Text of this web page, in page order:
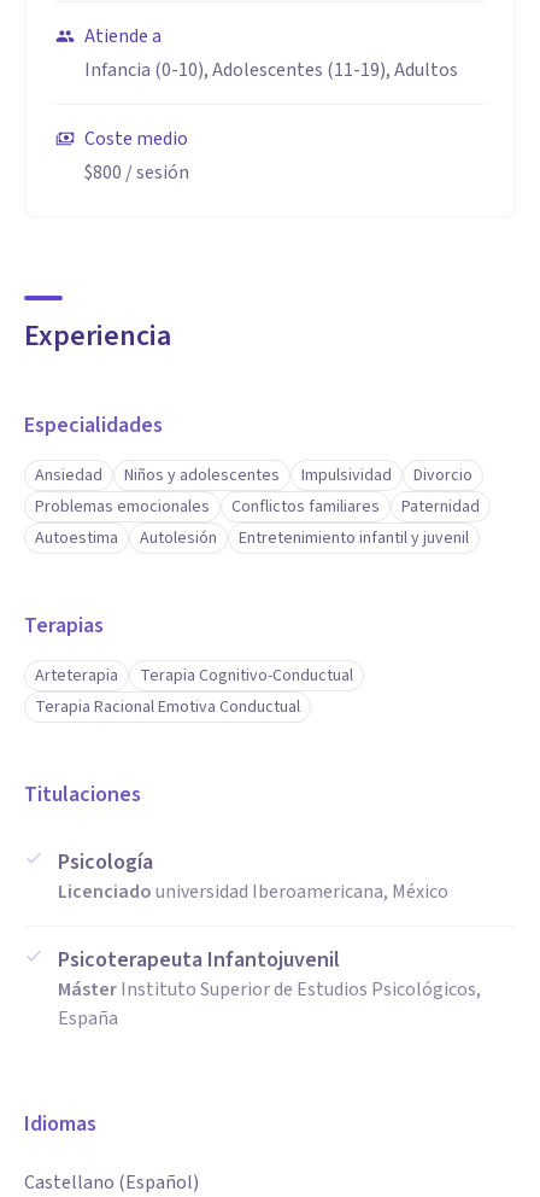
Atiende a
Infancia (0-10), Adolescentes (11-19), Adultos
Coste medio
$800 / sesión
Experiencia
Especialidades
Ansiedad Niños y adolescentes Impulsividad
Divorcio
Problemas emocionales
Conflictos familiares
Paternidad
Autoestima
Autolesión Entretenimiento infantil y juvenil
Terapias
Arteterapia
Terapia Cognitivo-Conductual
Terapia Racional Emotiva Conductual
Titulaciones
Psicología
Licenciadouniversidad Iberoamericana, México
Psicoterapeuta Infantojuvenil
MásterInstituto Superior de Estudios Psicológicos,
España
Idiomas
Castellano (Español)